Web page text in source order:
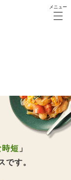
メニュー
短 」
です。